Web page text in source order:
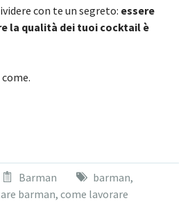
con te un segreto: essere
la qualità dei tuoi cocktail è
Barman barman,
barman, come lavorare